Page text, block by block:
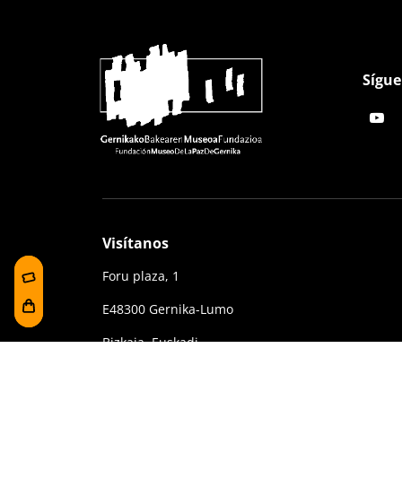
Visítanos
Foru plaza, 1
E48300 Gernika-Lumo
Bizkaia, Euskadi.